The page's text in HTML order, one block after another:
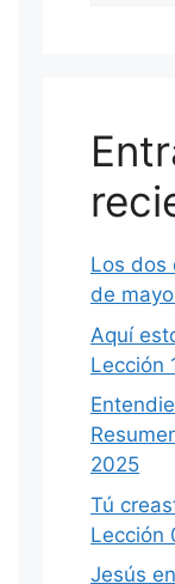
Los dos
de
Aquí
Lección
2025
Tú
Lección
Jesús